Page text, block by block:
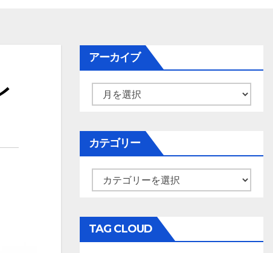
アーカイブ
ー
イ
ブ
カテゴリー
テ
リ
ー
TAG CLOUD